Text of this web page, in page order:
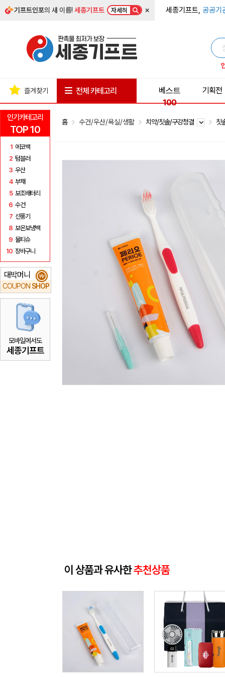
기프트인포의 새 이름!세종기프트 자세히 × 세종기프트, 공공기
인기카테고리
TOP 10
1 에코백
2 텀블러
3 우산
4 부채
5 보조배터리
6 수건
7 선풍기
8 보온보냉백
9 물티슈
10 장바구니
대박머니
COUPON SHOP
₩
모바일에서도
세종기프트
즐겨찾기 전체 카테고리
베스트
100
기획전
홈 수건/우산/욕실/생활 치약/칫솔/구강청결 칫
이 상품과 유사한추천상품